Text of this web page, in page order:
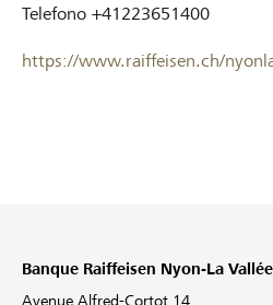
Telefono +41223651400
https://www.raiffeisen.ch/
Banque Raiffeisen Nyon-La Vallée
Avenue Alfred-Cortot 14